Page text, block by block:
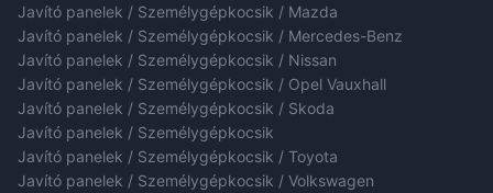
Javító panelek / Személygépkocsik / Mazda
Javító panelek / Személygépkocsik / Mercedes-Benz
Javító panelek / Személygépkocsik / Nissan
Javító panelek / Személygépkocsik / Opel Vauxhall
Javító panelek / Személygépkocsik / Skoda
Javító panelek / Személygépkocsik
Javító panelek / Személygépkocsik / Toyota
Javító panelek / Személygépkocsik / Volkswagen